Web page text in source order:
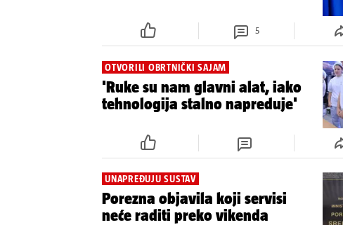
5
OTVORILI OBRTNIČKI SAJAM
'Ruke su nam glavni alat, iako
tehnologija stalno napreduje'
UNAPREĐUJU SUSTAV
Porezna objavila koji servisi
neće raditi preko vikenda